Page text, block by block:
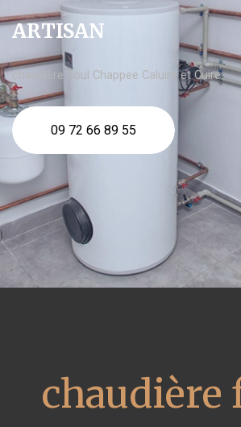
ARTISAN
chaudière fioul Chappee Caluire et Cuire
09 72 66 89 55
chaudière